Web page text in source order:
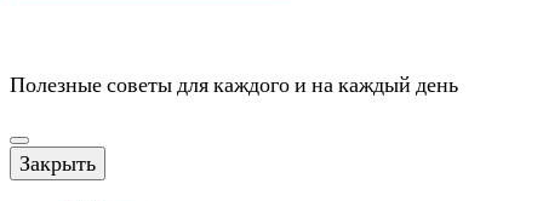
Полезные советы для каждого и на каждый день
Закрыть